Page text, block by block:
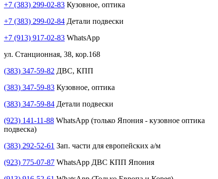
+7 (383) 299-02-83 Кузовное, оптика
+7 (383) 299-02-84 Детали подвески
+7 (913) 917-02-83 WhatsApp
ул. Станционная, 38, кор.168
(383) 347-59-82 ДВС, КПП
(383) 347-59-83 Кузовное, оптика
(383) 347-59-84 Детали подвески
(923) 141-11-88 WhatsApp (только Япония - кузовное оптика
подвеска)
(383) 292-52-61 Зап. части для европейских а/м
(923) 775-07-87 WhatsApp ДВС КПП Япония